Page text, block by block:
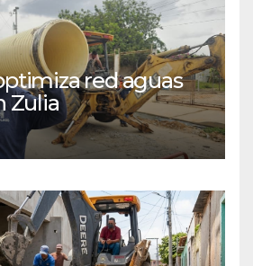
red aguas
Zulia